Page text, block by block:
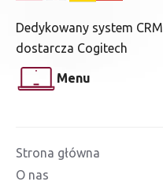
Dedykowany system CRM
dostarcza Cogitech
Menu
Strona główna
O nas